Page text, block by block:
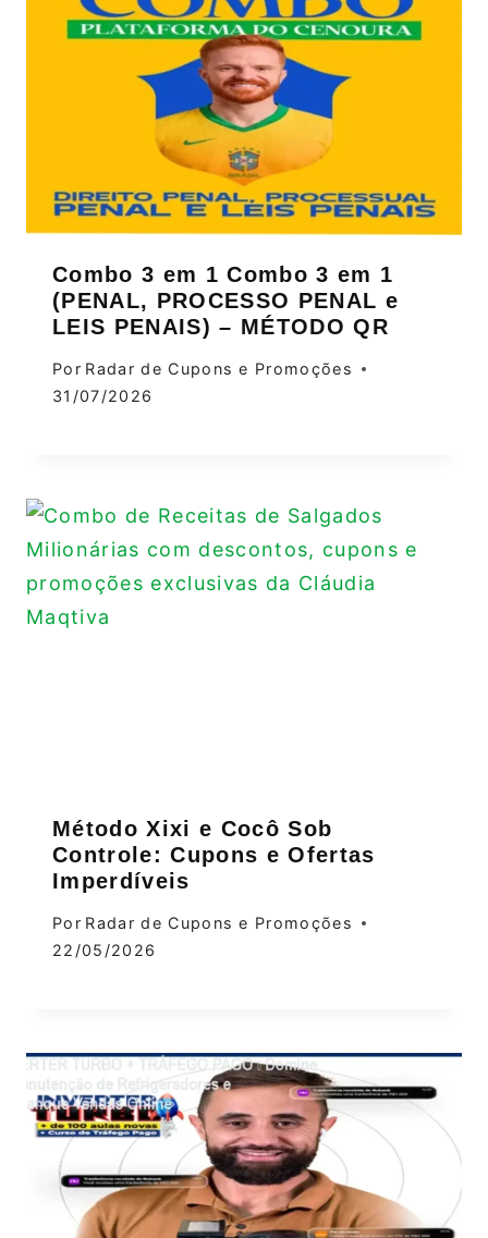
Combo 3 em 1 Combo 3 em 1
(PENAL, PROCESSO PENAL e
LEIS PENAIS) – MÉTODO QR
Por Radar de Cupons e Promoções
31/07/2026
Método Xixi e Cocô Sob
Controle: Cupons e Ofertas
Imperdíveis
Por Radar de Cupons e Promoções
22/05/2026